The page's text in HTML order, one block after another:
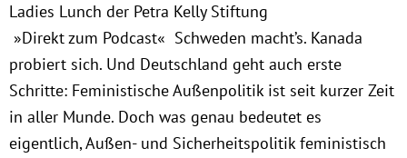
Ladies Lunch der Petra Kelly Stiftung
»Direkt zum Podcast« Schweden macht’s. Kanada
probiert sich. Und Deutschland geht auch erste
Schritte: Feministische Außenpolitik ist seit kurzer Zeit
in aller Munde. Doch was genau bedeutet es
eigentlich, Außen- und Sicherheitspolitik feministisch